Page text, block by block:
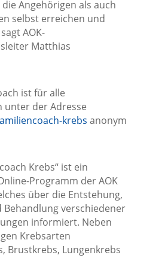
Angehörigen als auch
selbst erreichen und
AOK-
Matthias
ist für alle
unter der Adresse
krebs anonym
Krebs“ ist ein
Programm der AOK
über die Entstehung,
Behandlung verschiedener
informiert. Neben
Krebsarten
Brustkrebs, Lungenkrebs